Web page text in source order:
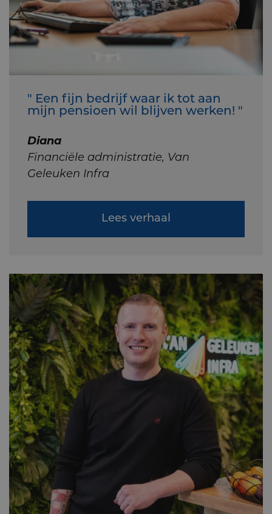
" Een fijn bedrijf waar ik tot aan
mijn pensioen wil blijven werken! "
Diana
Financiële administratie, Van
Geleuken Infra
Lees verhaal